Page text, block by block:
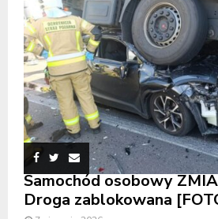
Samochód osobowy
Droga zablokowana